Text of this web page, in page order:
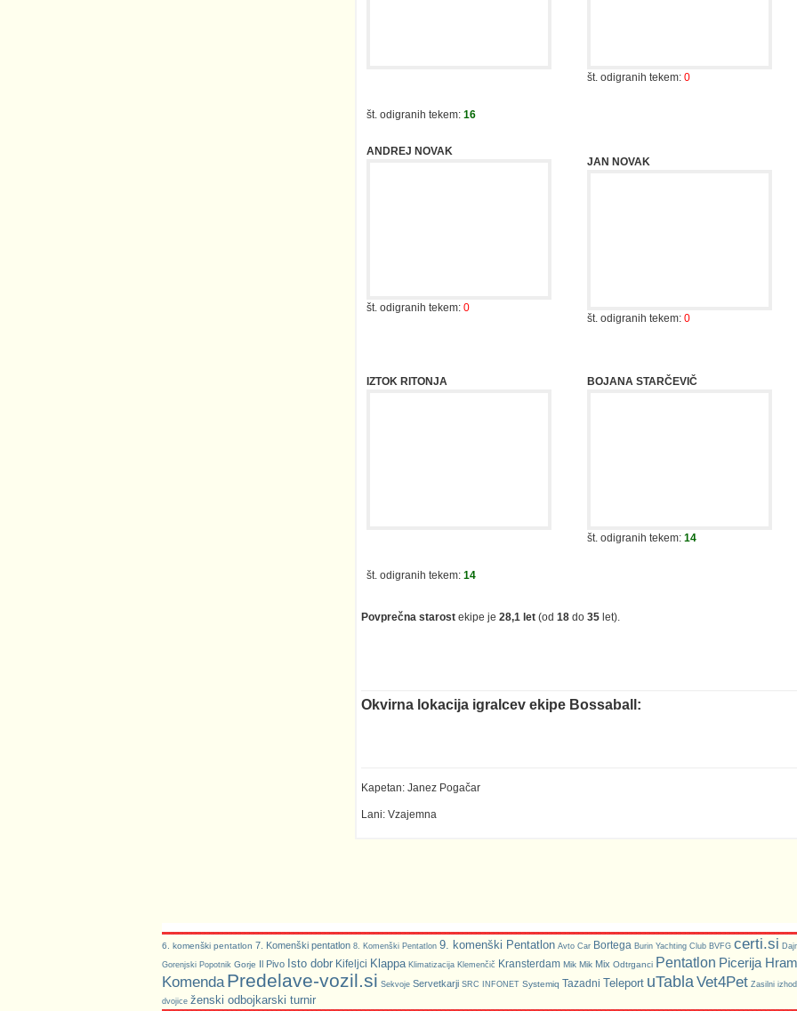
št. odigranih tekem: 14
št. odigranih tekem: 14
Povprečna starost ekipe je 28,1 let (od 18 do 35 let).
Okvirna lokacija igralcev ekipe Bossaball:
Kapetan: Janez Pogačar
Lani: Vzajemna
7. Komenški pentatlon 9. komenški Pentatlon Bortega certi.si
Isto dobr Kifeljci Klappa Kransterdam Pentatlon Picerija Hram
Komenda Predelave-vozil.si Teleport uTabla Vet4Pet
ženski odbojkarski turnir